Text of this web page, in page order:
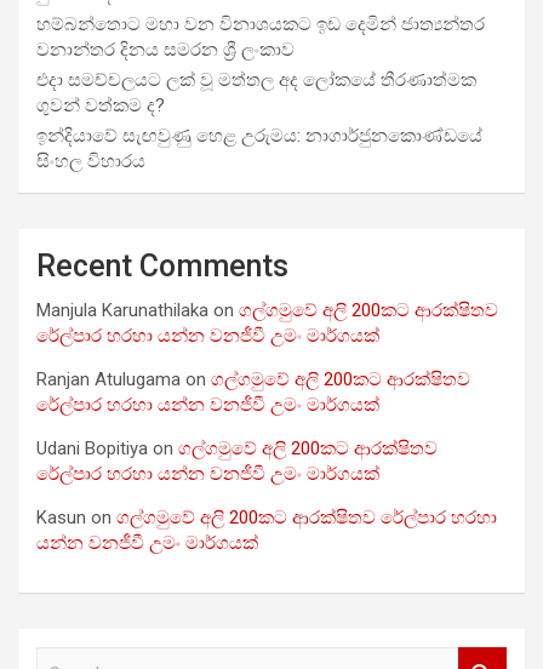
හම්බන්තොට මහා වන විනාශයකට ඉඩ දෙමින් ජාත්‍යන්තර
වනාන්තර දිනය සමරන ශ්‍රී ලංකාව
එදා සමච්චලයට ලක් වූ මත්තල අද ලෝකයේ තීරණාත්මක
ගුවන් වත්කම ද?
ඉන්දියාවේ සැඟවුණු හෙළ උරුමය: නාගාර්ජුනකොණ්ඩයේ
සිංහල විහාරය
Recent Comments
Manjula Karunathilaka on ගල්ගමුවේ අලි 200කට ආරක්ෂිතව
රේල්පාර හරහා යන්න වනජීවී උමං මාර්ගයක්
Ranjan Atulugama on ගල්ගමුවේ අලි 200කට ආරක්ෂිතව
රේල්පාර හරහා යන්න වනජීවී උමං මාර්ගයක්
Udani Bopitiya on ගල්ගමුවේ අලි 200කට ආරක්ෂිතව
රේල්පාර හරහා යන්න වනජීවී උමං මාර්ගයක්
Kasun on ගල්ගමුවේ අලි 200කට ආරක්ෂිතව රේල්පාර හරහා
යන්න වනජීවී උමං මාර්ගයක්